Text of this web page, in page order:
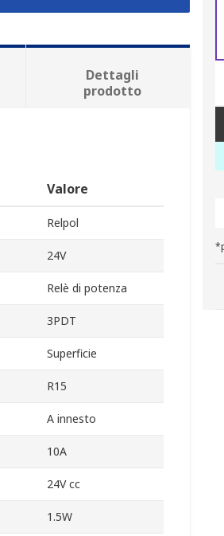
Dettagli
prodotto
Valore
Relpol
24V
Relè di potenza
3PDT
Superficie
R15
A innesto
10A
24V cc
1.5W